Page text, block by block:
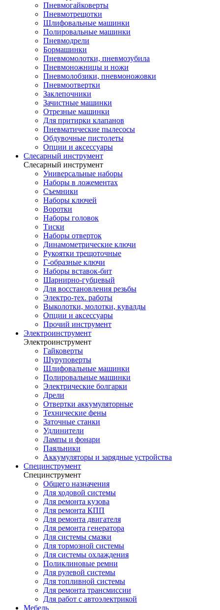
Пневмогайковерты
Пневмотрещотки
Шлифовальные машинки
Полировальные машинки
Пневмодрели
Бормашинки
Пневмомолотки, пневмозубила
Пневмоножницы и ножи
Пневмолобзики, пневмоножовки
Пневмоотвертки
Заклепочники
Зачистные машинки
Отрезные машинки
Для притирки клапанов
Пневматические пылесосы
Обдувочные пистолеты
Опции и аксессуары
Слесарный инструмент
Слесарный инструмент
Универсальные наборы
Наборы в ложементах
Съемники
Наборы ключей
Воротки
Наборы головок
Тиски
Наборы отверток
Динамометрические ключи
Рукоятки трещоточные
Г-образные ключи
Наборы вставок-бит
Шарнирно-губцевый
Для восстановления резьбы
Электро-тех. работы
Выколотки, молотки, кувалды
Опции и аксессуары
Прочий инструмент
Электроинструмент
Электроинструмент
Гайковерты
Шуруповерты
Шлифовальные машинки
Полировальные машинки
Электрические болгарки
Дрели
Отвертки аккумуляторные
Технические фены
Заточные станки
Удлинители
Лампы и фонари
Паяльники
Аккумуляторы и зарядные устройства
Специнструмент
Специнструмент
Общего назначения
Для ходовой системы
Для ремонта кузова
Для ремонта КПП
Для ремонта двигателя
Для ремонта генератора
Для системы смазки
Для тормозной системы
Для системы охлаждения
Поликлиновые ремни
Для рулевой системы
Для топливной системы
Для ремонта трансмиссии
Для работ с автоэлектрикой
Мебель